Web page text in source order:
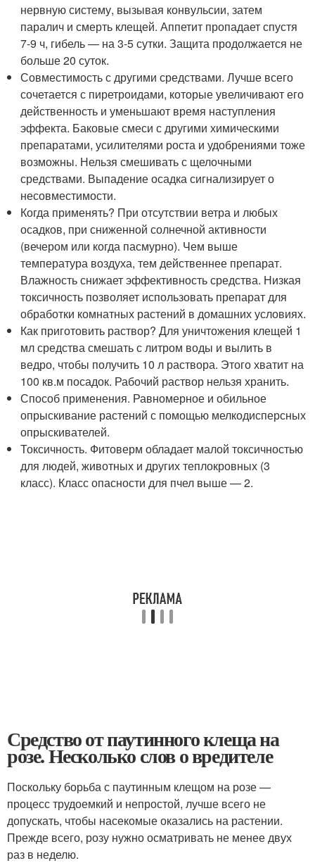
нервную систему, вызывая конвульсии, затем
паралич и смерть клещей. Аппетит пропадает спустя
7-9 ч, гибель — на 3-5 сутки. Защита продолжается не
больше 20 суток.
Совместимость с другими средствами. Лучше всего
сочетается с пиретроидами, которые увеличивают его
действенность и уменьшают время наступления
эффекта. Баковые смеси с другими химическими
препаратами, усилителями роста и удобрениями тоже
возможны. Нельзя смешивать с щелочными
средствами. Выпадение осадка сигнализирует о
несовместимости.
Когда применять? При отсутствии ветра и любых
осадков, при сниженной солнечной активности
(вечером или когда пасмурно). Чем выше
температура воздуха, тем действеннее препарат.
Влажность снижает эффективность средства. Низкая
токсичность позволяет использовать препарат для
обработки комнатных растений в домашних условиях.
Как приготовить раствор? Для уничтожения клещей 1
мл средства смешать с литром воды и вылить в
ведро, чтобы получить 10 л раствора. Этого хватит на
100 кв.м посадок. Рабочий раствор нельзя хранить.
Способ применения. Равномерное и обильное
опрыскивание растений с помощью мелкодисперсных
опрыскивателей.
Токсичность. Фитоверм обладает малой токсичностью
для людей, животных и других теплокровных (3
класс). Класс опасности для пчел выше — 2.
Средство от паутинного клеща на
розе. Несколько слов о вредителе
Поскольку борьба с паутинным клещом на розе —
процесс трудоемкий и непростой, лучше всего не
допускать, чтобы насекомые оказались на растении.
Прежде всего, розу нужно осматривать не менее двух
раз в неделю.